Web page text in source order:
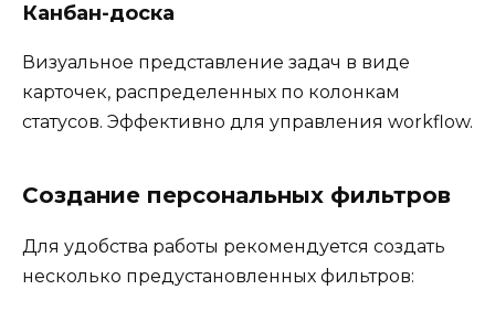
Канбан-доска
Визуальное представление задач в виде
карточек, распределенных по колонкам
статусов. Эффективно для управления workflow.
Создание персональных фильтров
Для удобства работы рекомендуется создать
несколько предустановленных фильтров: